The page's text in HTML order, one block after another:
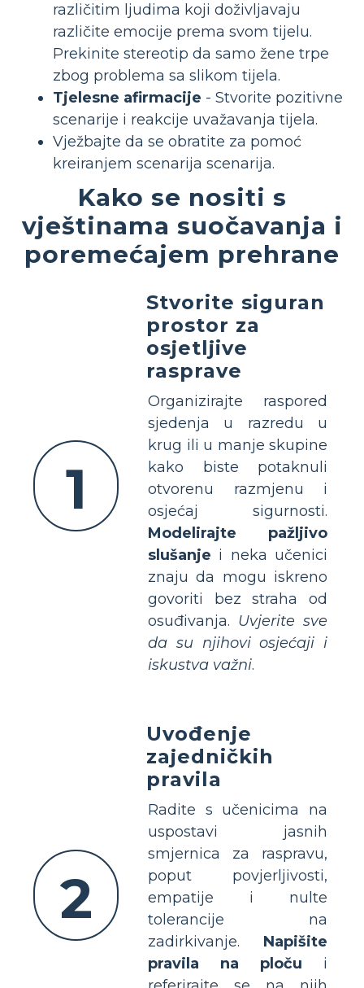
različitim ljudima koji doživljavaju
različite emocije prema svom tijelu.
Prekinite stereotip da samo žene trpe
zbog problema sa slikom tijela.
Tjelesne afirmacije - Stvorite pozitivne
scenarije i reakcije uvažavanja tijela.
Vježbajte da se obratite za pomoć
kreiranjem scenarija scenarija.
Kako se nositi s
vještinama suočavanja i
poremećajem prehrane
1
Stvorite siguran
prostor za
osjetljive
rasprave
Organizirajte raspored
sjedenja u razredu u
krug ili u manje skupine
kako biste potaknuli
otvorenu razmjenu i
osjećaj sigurnosti.
Modelirajte pažljivo
slušanje i neka učenici
znaju da mogu iskreno
govoriti bez straha od
osuđivanja. Uvjerite sve
da su njihovi osjećaji i
iskustva važni.
2
Uvođenje
zajedničkih
pravila
Radite s učenicima na
uspostavi jasnih
smjernica za raspravu,
poput povjerljivosti,
empatije i nulte
tolerancije na
zadirkivanje. Napišite
pravila na ploču i